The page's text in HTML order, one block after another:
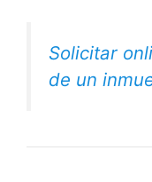
Solicitar
de un